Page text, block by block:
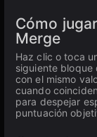
Cómo
Merge
Haz clic o toca
siguiente bloque
con el mismo
cuando
para despejar
puntuación